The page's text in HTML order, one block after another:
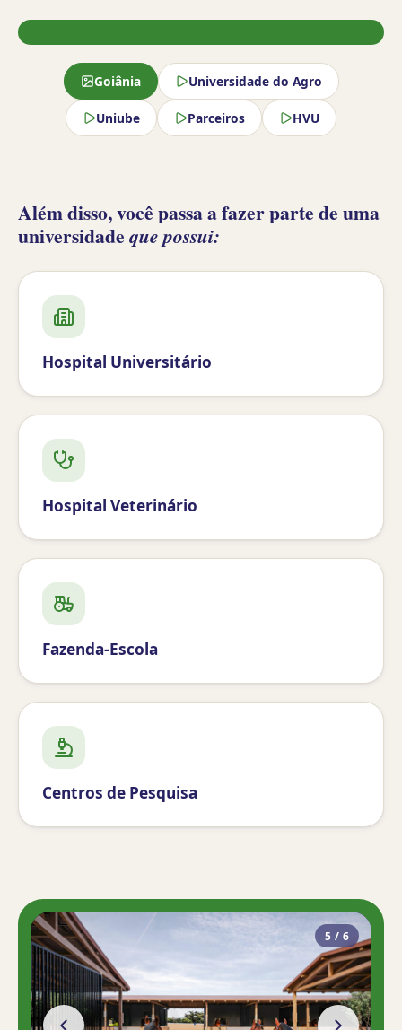
Uniube
Goiânia
Goiânia Universidade do Agro
Uniube Parceiros HVU
Além disso, você passa a fazer parte de uma
universidade que possui:
Hospital Universitário
Hospital Veterinário
Fazenda-Escola
Centros de Pesquisa
5 / 6